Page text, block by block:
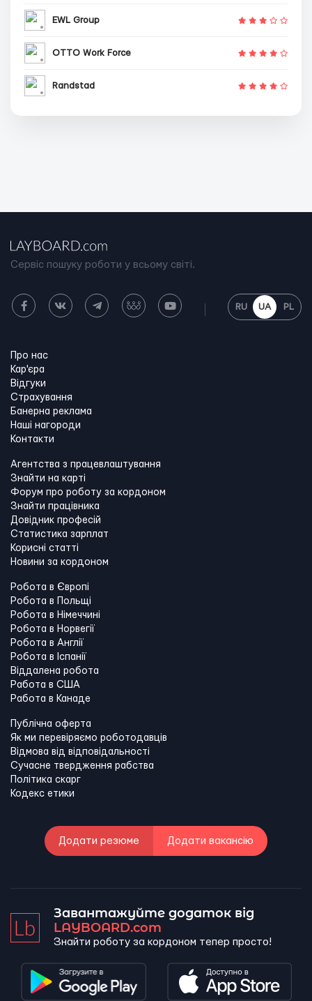
EWL Group
OTTO Work Force
Randstad
Сервіс пошуку роботи у всьому світі.
RU UA PL
Про нас
Кар'єра
Відгуки
Страхування
Банерна реклама
Наші нагороди
Контакти
Агентства з працевлаштування
Знайти на карті
Форум про роботу за кордоном
Знайти працівника
Довідник професій
Статистика зарплат
Корисні статті
Новини за кордоном
Робота в Європі
Робота в Польщі
Робота в Німеччині
Робота в Норвегії
Робота в Англії
Робота в Іспанії
Віддалена робота
Работа в США
Работа в Канадe
Публічна оферта
Як ми перевіряємо роботодавців
Відмова від відповідальності
Сучасне твердження рабства
Політика скарг
Кодекс етики
Додати резюме Додати вакансію
Завантажуйте додаток від
LAYBOARD.com
Знайти роботу за кордоном тепер просто!